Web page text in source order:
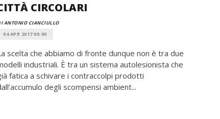
CIRCOLARI
ANTONIO CIANCIULLO
04 APR 2017 00:00
scelta che abbiamo di fronte dunque non è tra due
industriali. È tra un sistema autolesionista che
fatica a schivare i contraccolpi prodotti
degli scompensi ambient...